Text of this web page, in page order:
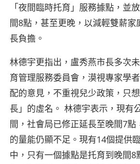
「夜間臨時托育」服務據點，並
間8點，甚至更晚，以減輕雙薪家
長負擔。
林德宇更指出，盧秀燕市長多次
育管理服務委員會，漠視專家學
配的意見，不重視兒少政策，只
長」的虛名。 林德宇表示，現有
間，社會局已修正延長至晚間7點
的量能仍顯不足。現有14個提供
中，只有一個據點是托育到晚間8